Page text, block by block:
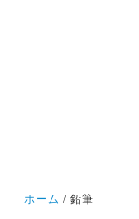
ホーム 鉛筆